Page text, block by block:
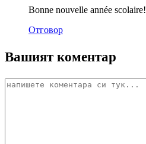
Bonne nouvelle année scolaire!
Отговор
Вашият коментар